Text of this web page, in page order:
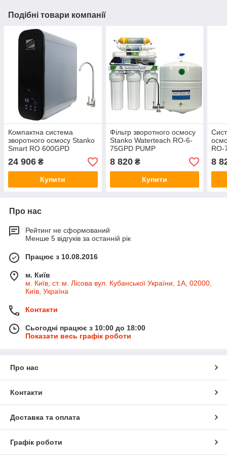
Подібні товари компанії
Компактна система
зворотного осмосу Stanko
Smart RO 600GPD
24 906 ₴
Купити
Фільтр зворотного осмосу
Stanko Waterteach RO-6-
75GPD PUMP
8 820₴
Купити
RO-
8
Про нас
Рейтинг не сформований
Менше 5 відгуків за останній рік
Працює з 10.08.2016
м. Київ
м. Київ, ст. м. Лісова вул. Кубанської України, 1А, 02000,
Київ, Україна
Контакти
Сьогодні працює з 10:00 до 18:00
Показати весь графік роботи
Про нас
Контакти
Доставка та оплата
Графік роботи